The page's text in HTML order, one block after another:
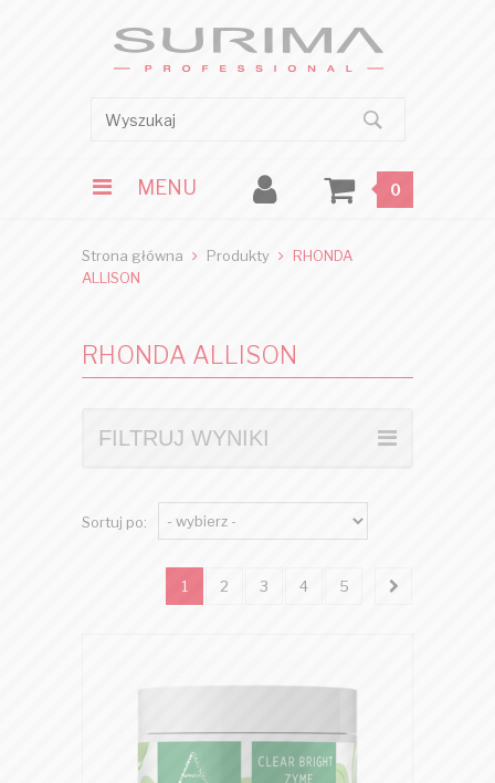
MENU 0
Strona główna Produkty
RHONDA
ALLISON
RHONDA ALLISON
FILTRUJ WYNIKI
Sortuj po:
1 2 3 4 5